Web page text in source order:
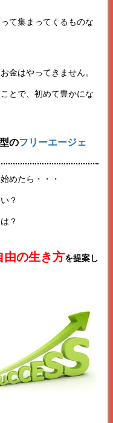
て集まってくるものな
金はやってきません。
とで、初めて豊かにな
のフリーエージェ
めたら・・・
？
？
由の生き方を提案し